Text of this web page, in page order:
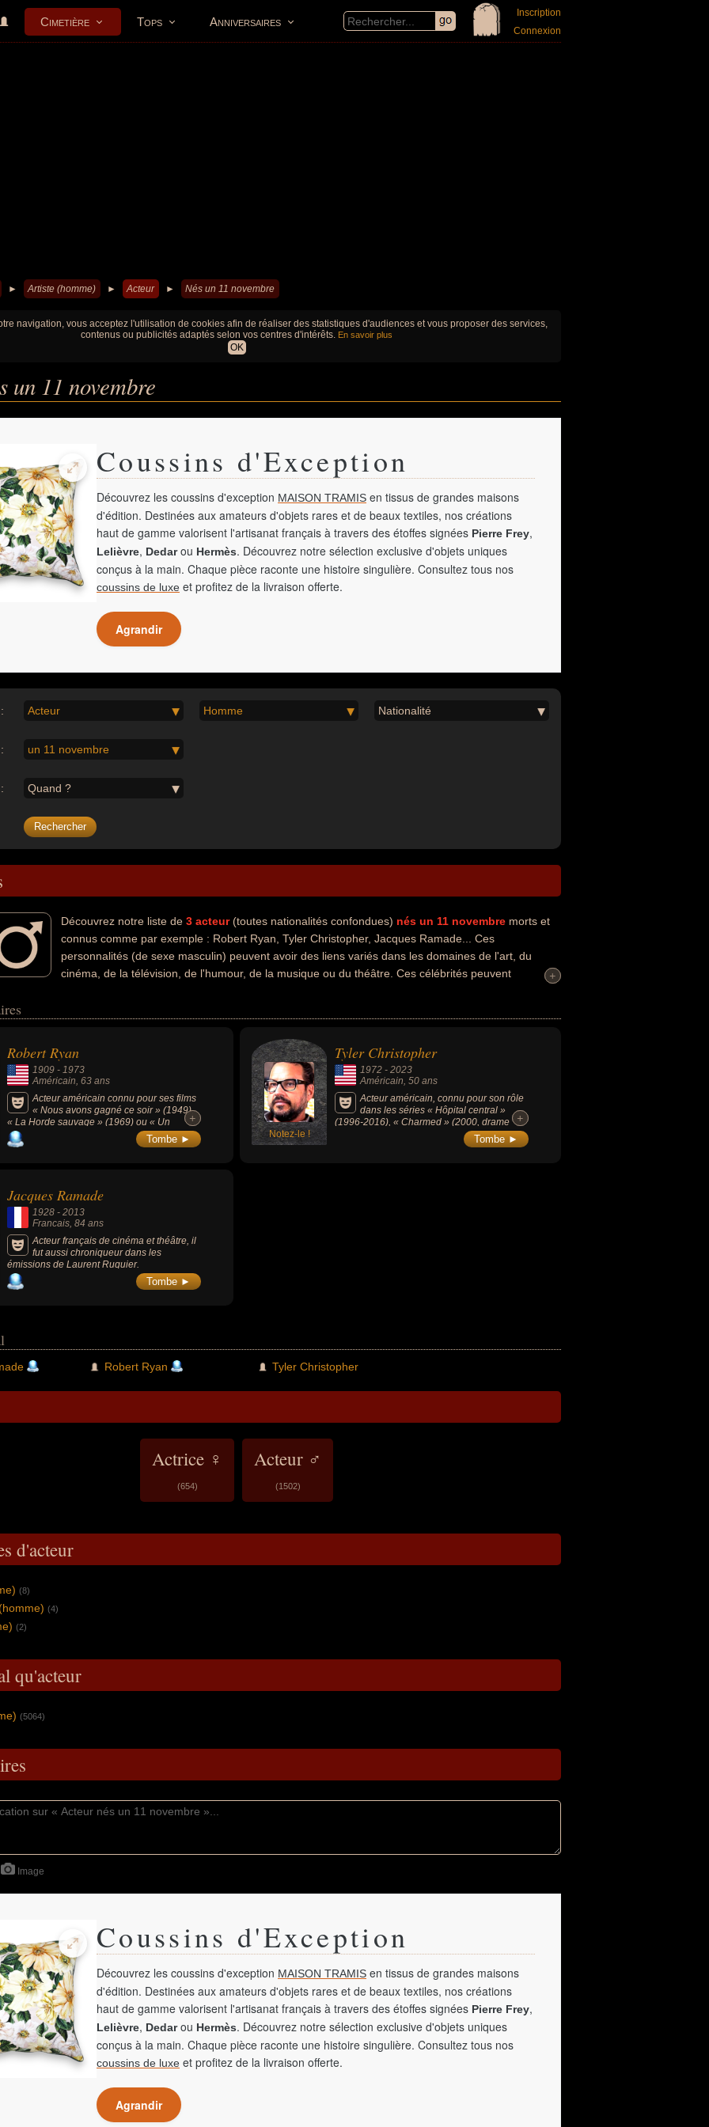
Cimetière Tops Anniversaires
Inscription
Connexion
► Artiste (homme) ► Acteur ► Nés un 11 novembre
navigation, vous acceptez l'utilisation de cookies afin de réaliser des statistiques d'audiences et vous proposer des services,
contenus ou publicités adaptés selon vos centres d'intérêts. En savoir plus
OK
un 11 novembre
Coussins d'Exception
Découvrez les coussins d'exception MAISON TRAMIS en tissus de grandes maisons
d'édition. Destinées aux amateurs d'objets rares et de beaux textiles, nos créations
haut de gamme valorisent l'artisanat français à travers des étoffes signées Pierre Frey,
Lelièvre, Dedarou Hermès. Découvrez notre sélection exclusive d'objets uniques
conçus à la main. Chaque pièce raconte une histoire singulière. Consultez tous nos
coussins de luxe et profitez de la livraison offerte.
Agrandir
Acteur Homme Nationalité
un 11 novembre
Quand ?
Découvrez notre liste de 3 acteur(toutes nationalités confondues) nés un 11 novembre morts et
connus comme par exemple : Robert Ryan, Tyler Christopher, Jacques Ramade... Ces
personnalités (de sexe masculin) peuvent avoir des liens variés dans les domaines de l'art, du
cinéma, de la télévision, de l'humour, de la musique ou du théâtre. Ces célébrités peuvent
leurs nationalités au moment de leurs morts, ils peuvent avoir été américain ou francais par exemple.
+
+
Robert Ryan
1909 - 1973
Américain, 63 ans
Acteur américain connu pour ses films
« Nous avons gagné ce soir » (1949),
« La Horde sauvage » (1969) ou « Un
homme est passé » (1955).
+
+
Tombe ► Notez-le !
Tyler Christopher
1972 -2023
Américain, 50 ans
Acteur américain, connu pour son rôle
dans les séries « Hôpital central »
(1996-2016), « Charmed » (2000, drame
fantastique) ou « Le Caméléon » (1996-200,
action drame), il était le mari de l'actrice Eva
+
+
Tombe ►
Jacques Ramade
1928 - 2013
Francais, 84 ans
Acteur français de cinéma et théâtre, il
fut aussi chroniqueur dans les
émissions de Laurent Ruquier.
Tombe ►
Robert Ryan Tyler Christopher
Actrice ♀
(654)
Acteur ♂
(1502)
d'acteur
(8)
(4)
(2)
qu'acteur
(5064)
Image
Coussins d'Exception
Découvrez les coussins d'exception MAISON TRAMIS en tissus de grandes maisons
d'édition. Destinées aux amateurs d'objets rares et de beaux textiles, nos créations
haut de gamme valorisent l'artisanat français à travers des étoffes signées Pierre Frey,
Lelièvre, Dedarou Hermès. Découvrez notre sélection exclusive d'objets uniques
conçus à la main. Chaque pièce raconte une histoire singulière. Consultez tous nos
coussins de luxe et profitez de la livraison offerte.
Agrandir